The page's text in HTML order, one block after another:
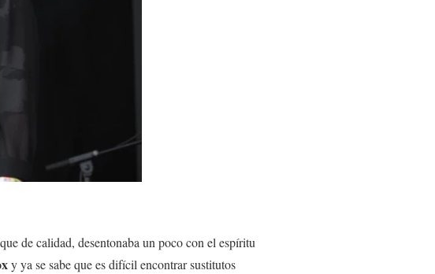
de calidad, desentonaba un poco con el espíritu
y ya se sabe que es difícil encontrar sustitutos